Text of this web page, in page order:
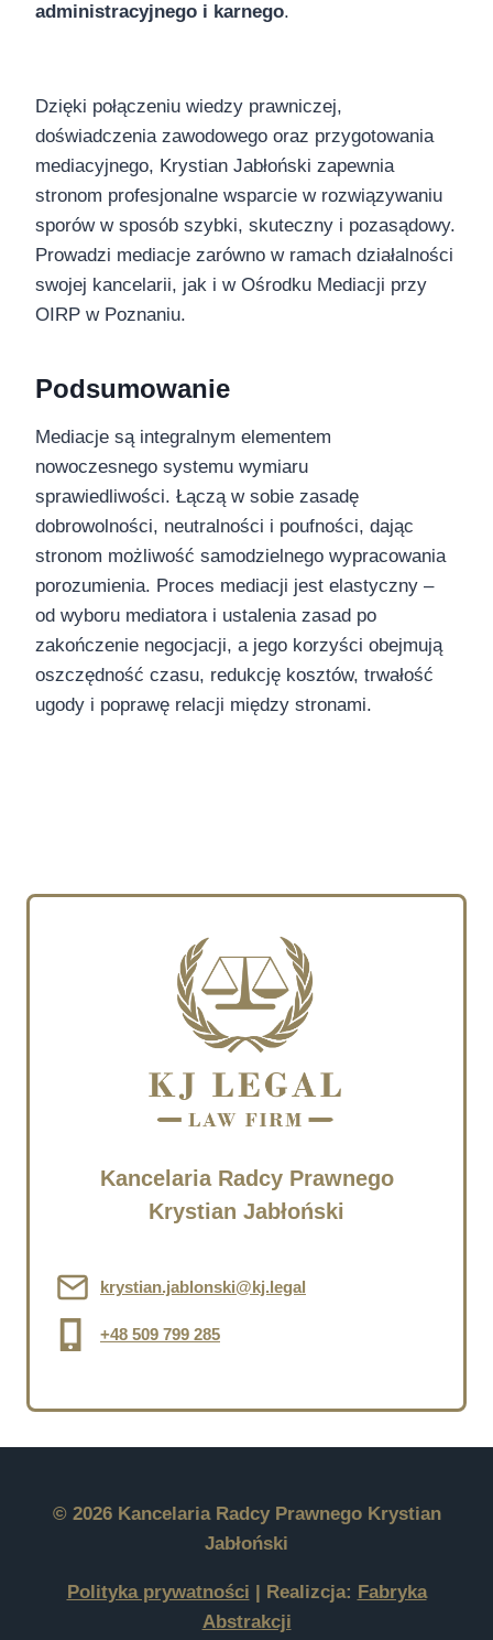
administracyjnego i karnego.
Dzięki połączeniu wiedzy prawniczej,
doświadczenia zawodowego oraz przygotowania
mediacyjnego, Krystian Jabłoński zapewnia
stronom profesjonalne wsparcie w rozwiązywaniu
sporów w sposób szybki, skuteczny i pozasądowy.
Prowadzi mediacje zarówno w ramach działalności
swojej kancelarii, jak i w Ośrodku Mediacji przy
OIRP w Poznaniu.
Podsumowanie
Mediacje są integralnym elementem
nowoczesnego systemu wymiaru
sprawiedliwości. Łączą w sobie zasadę
dobrowolności, neutralności i poufności, dając
stronom możliwość samodzielnego wypracowania
porozumienia. Proces mediacji jest elastyczny –
od wyboru mediatora i ustalenia zasad po
zakończenie negocjacji, a jego korzyści obejmują
oszczędność czasu, redukcję kosztów, trwałość
ugody i poprawę relacji między stronami.
Kancelaria Radcy Prawnego
Krystian Jabłoński
krystian.jablonski@kj.legal
+48 509 799 285
© 2026 Kancelaria Radcy Prawnego Krystian
Jabłoński
Polityka prywatności | Realizcja: Fabryka
Abstrakcji